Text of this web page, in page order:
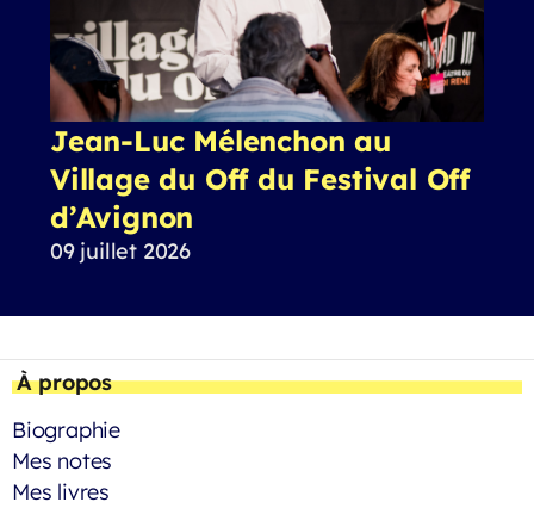
Jean-Luc Mélenchon au
Village du Off du Festival Off
d’Avignon
09 juillet 2026
À propos
Biographie
Mes notes
Mes livres